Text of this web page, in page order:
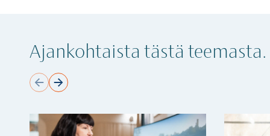
Ajankohtaista tästä teemasta.